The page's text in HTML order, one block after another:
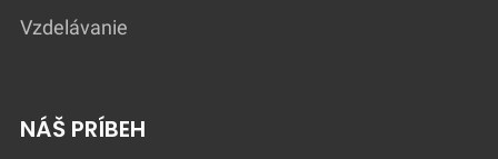
Vzdelávanie
NÁŠ PRÍBEH